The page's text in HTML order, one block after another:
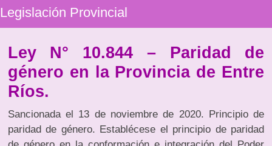
Legislación Provincial
Ley N° 10.844 – Paridad de
género en la Provincia de Entre
Ríos.
Sancionada el 13 de noviembre de 2020. Principio de
paridad de género. Establécese el principio de paridad